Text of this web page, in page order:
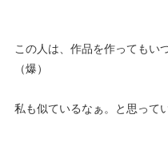
この人は、作品を作ってもい
（爆）
私も似ているなぁ。と思って